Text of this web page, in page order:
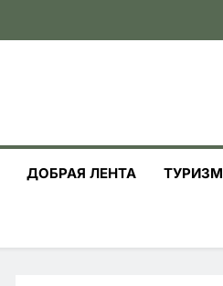
ДОБРАЯ ЛЕНТА ТУРИЗМ